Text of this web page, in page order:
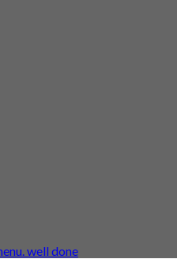
well done